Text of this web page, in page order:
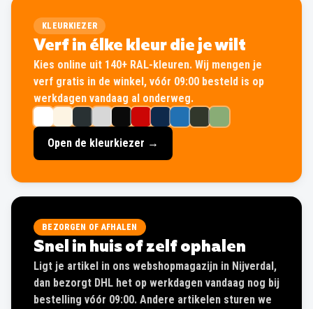
KLEURKIEZER
Verf in élke kleur die je wilt
Kies online uit 140+ RAL-kleuren. Wij mengen je
verf gratis in de winkel, vóór 09:00 besteld is op
werkdagen vandaag al onderweg.
Open de kleurkiezer →
BEZORGEN OF AFHALEN
Snel in huis of zelf ophalen
Ligt je artikel in ons webshopmagazijn in Nijverdal,
dan bezorgt DHL het op werkdagen vandaag nog bij
bestelling vóór 09:00. Andere artikelen sturen we